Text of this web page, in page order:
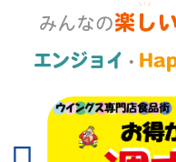
エンジョイ ・